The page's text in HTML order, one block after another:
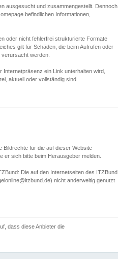
ausgesucht und zusammengestellt. Dennoch
befindlichen Informationen,
oder nicht fehlerfrei strukturierte Formate
gilt für Schäden, die beim Aufrufen oder
verursacht werden.
Internetpräsenz ein Link unterhalten wird,
aktuell oder vollständig sind.
Bildrechte für die auf dieser Website
er sich bitte beim Herausgeber melden.
Die auf den Internetseiten des ITZBund
nicht anderweitig genutzt
dass diese Anbieter die